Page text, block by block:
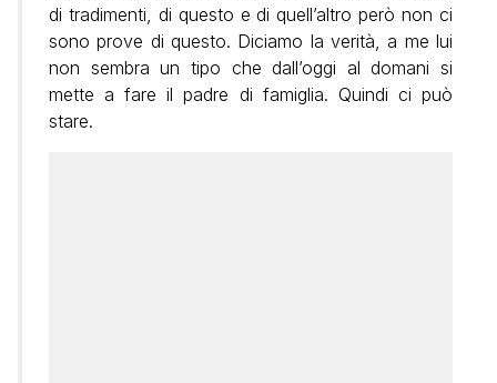
di tradimenti, di questo e di quell’altro però non ci
sono prove di questo. Diciamo la verità, a me lui
non sembra un tipo che dall’oggi al domani si
mette a fare il padre di famiglia. Quindi ci può
stare.